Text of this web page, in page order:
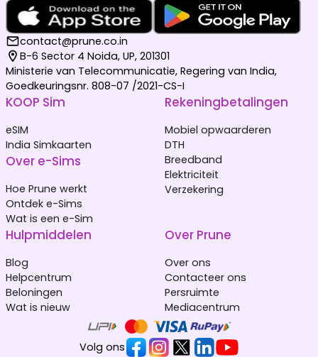
contact@prune.co.in
B-6 Sector 4 Noida, UP, 201301
Ministerie van Telecommunicatie, Regering van India,
Goedkeuringsnr. 808-07 /2021-CS-I
KOOP Sim
eSIM
India Simkaarten
Over e-Sims
Hoe Prune werkt
Ontdek e-Sims
Wat is een e-Sim
Rekeningbetalingen
Mobiel opwaarderen
DTH
Breedband
Elektriciteit
Verzekering
Hulpmiddelen
Blog
Helpcentrum
Beloningen
Wat is nieuw
Over Prune
Over ons
Contacteer ons
Persruimte
Mediacentrum
Volg ons